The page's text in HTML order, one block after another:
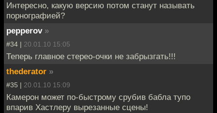
Интересно, какую версию потом станут называть
порнографией?
pepperov »
#34 | 20.01.10 15:05
Теперь главное стерео-очки не забрызгать!!!
thederator »
#35 | 20.01.10 15:09
Камерон может по-быстрому срубив бабла тупо
впарив Хастлеру вырезанные сцены!